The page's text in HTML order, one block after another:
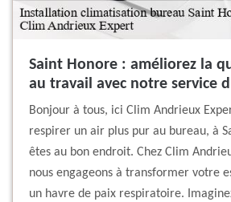
Saint Honore : améliorez la
au travail avec notre service
Bonjour à tous, ici Clim Andrieux
respirer un air plus pur au bureau, à
êtes au bon endroit. Chez Clim
nous engageons à transformer votre
un havre de paix respiratoire.